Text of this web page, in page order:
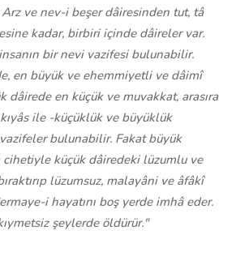
ve nev-i beşer dâiresinden tut, tâ
kadar, birbiri içinde dâireler var.
bir nevi vazifesi bulunabilir.
en büyük ve ehemmiyetli ve dâimî
dâirede en küçük ve muvakkat, arasıra
ile -küçüklük ve büyüklük
bulunabilir. Fakat büyük
cihetiyle küçük dâiredeki lüzumlu ve
lüzumsuz, malayâni ve âfâkî
i hayatını boş yerde imhâ eder.
şeylerde öldürür."